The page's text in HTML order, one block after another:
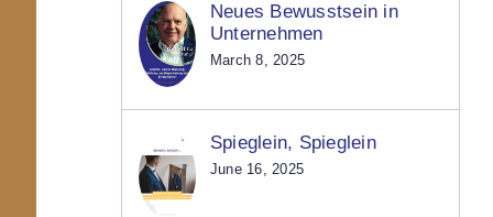
Neues Bewusstsein in
Unternehmen
March 8, 2025
Spieglein, Spieglein
June 16, 2025